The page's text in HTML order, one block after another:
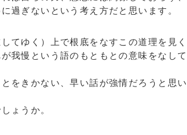
過ぎないという考え方だと思います。
てゆく）上で根底をなすこの道理を見く
我慢という語のもともとの意味をなして
をきかない、早い話が強情だろうと思い
ょうか。